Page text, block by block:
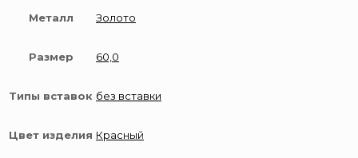
Металл Золото
Размер 60,0
Типы вставок без вставки
Цвет изделия Красный